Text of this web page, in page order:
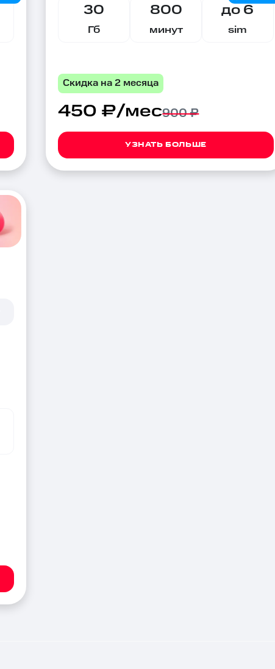
30
Гб
800
минут
до 6
sim
Скидка на 2 месяца
450 ₽/мес900 ₽
УЗНАТЬ БОЛЬШЕ